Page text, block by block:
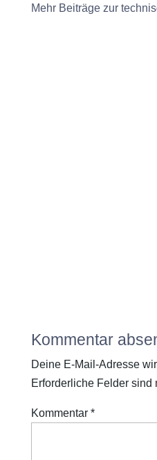
Mehr Beiträge zur
Kommentar
Deine E-Mail-Adresse
Erforderliche Felder sind
Kommentar *